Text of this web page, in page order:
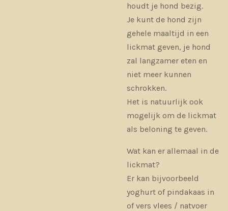
houdt je hond bezig.
Je kunt de hond zijn
gehele maaltijd in een
lickmat geven, je hond
zal langzamer eten en
niet meer kunnen
schrokken.
Het is natuurlijk ook
mogelijk om de lickmat
als beloning te geven.
Wat kan er allemaal in de
lickmat?
Er kan bijvoorbeeld
yoghurt of pindakaas in
of vers vlees / natvoer